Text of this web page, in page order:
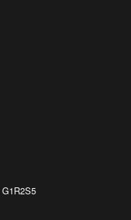
G1R2S5